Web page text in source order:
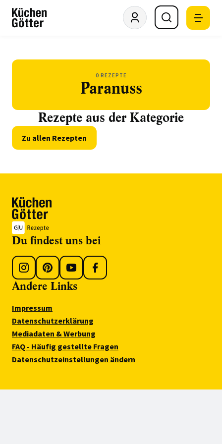
0 REZEPTE
Paranuss
Rezepte aus der Kategorie
Zu allen Rezepten
Du findest uns bei
Andere Links
Impressum
Datenschutzerklärung
Mediadaten & Werbung
FAQ - Häufig gestellte Fragen
Datenschutzeinstellungen ändern